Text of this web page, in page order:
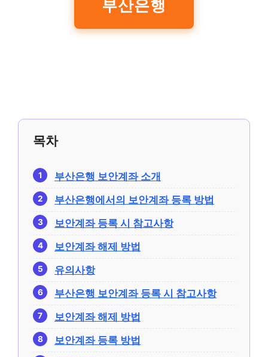
부산은행
목차
부산은행 보안계좌 소개
부산은행에서의 보안계좌 등록 방법
보안계좌 등록 시 참고사항
보안계좌 해제 방법
유의사항
부산은행 보안계좌 등록 시 참고사항
보안계좌 해제 방법
보안계좌 등록 방법